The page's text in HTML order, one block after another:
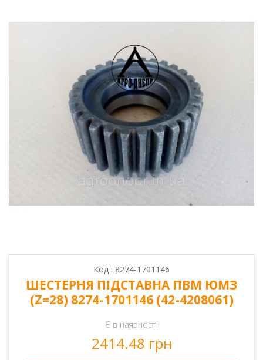
Код : 8274-1701146
ШЕСТЕРНЯ ПІДСТАВНА ПВМ ЮМЗ
(Z=28) 8274-1701146 (42-4208061)
Є в наявності
2414.48 грн